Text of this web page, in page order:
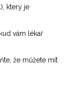
který je
vám lékař
že můžete mít